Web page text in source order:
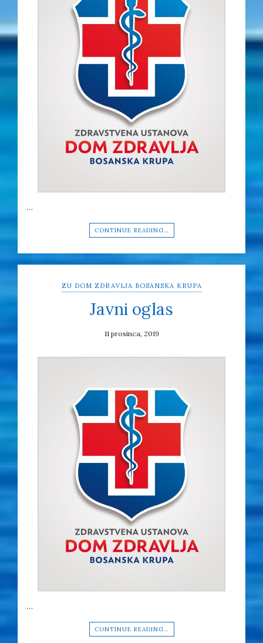
…
CONTINUE READING…
ZU DOM ZDRAVLJA BOSANSKA KRUPA
Javni oglas
11 prosinca, 2019
…
CONTINUE READING…